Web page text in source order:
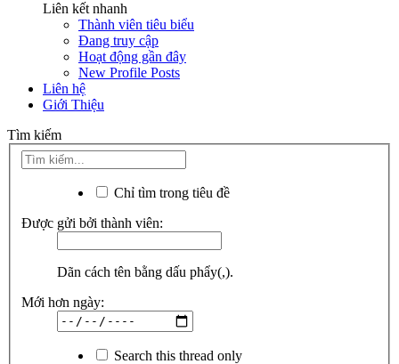
Liên kết nhanh
Thành viên tiêu biểu
Đang truy cập
Hoạt động gần đây
New Profile Posts
Liên hệ
Giới Thiệu
Tìm kiếm
Chỉ tìm trong tiêu đề
Được gửi bởi thành viên:
Dãn cách tên bằng dấu phẩy(,).
Mới hơn ngày:
Search this thread only